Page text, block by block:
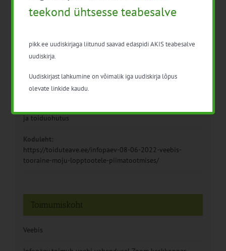
Detailid
8. juuni 2022
10:00 - 13:00
ja toiduohutus
Koduleht:
https://toiduteave.ee/infopaev-08-06-2022-veebis-
tooraine-moju-lopptootele-piimatootmises/
Toimumiskoht
Veebis
teekond ühtsesse teabesalve
pikk.ee uudiskirjaga liitunud saavad edaspidi AKIS teabesalve
uudiskirja.
Uudiskirjast lahkumine on võimalik iga uudiskirja lõpus
olevate linkide kaudu.